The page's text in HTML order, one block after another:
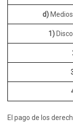
d)
1)
El pago de los